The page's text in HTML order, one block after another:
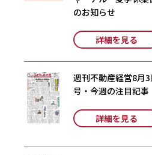
のお知らせ
詳細を見る
週刊不動産経営8月3
号・今週の注目記事
詳細を見る